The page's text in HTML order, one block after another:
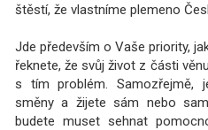
štěstí, že vlastníme plemeno
Jde především o Vaše priority,
řeknete, že svůj život z části
s tím problém. Samozřejmě,
směny a žijete sám nebo
budete muset sehnat